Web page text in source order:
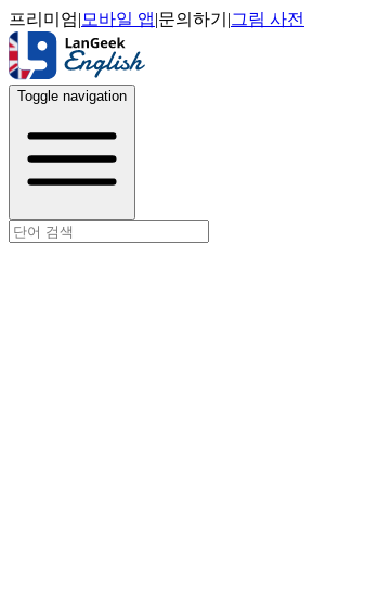
프리미엄| 모바일 앱|문의하기 |그림 사전
Toggle navigation